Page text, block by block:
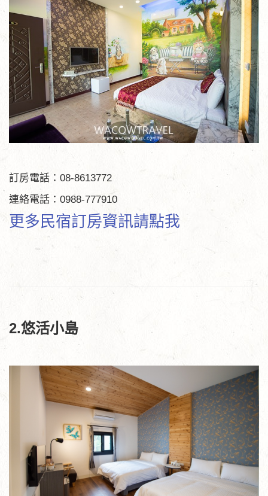
訂房電話：08-8613772
連絡電話：0988-777910
更多民宿訂房資訊請點我
2.悠活小島